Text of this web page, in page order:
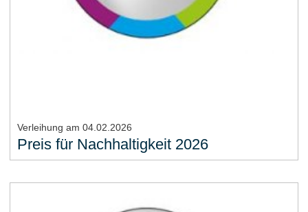
Verleihung am 04.02.2026
Preis für Nachhaltigkeit 2026